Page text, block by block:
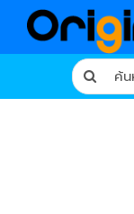
Search
for: